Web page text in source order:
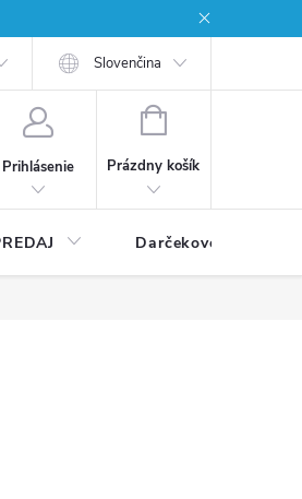
Slovenčina
Prihlásenie
NÁKUPNÝ
Prázdny košík
Darčekové poukážky